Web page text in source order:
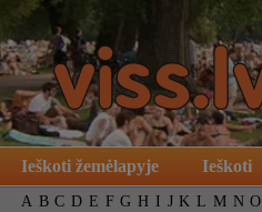
Ieškoti žemėlapyje Ieškoti
A B C D E F G H I J K L M N O